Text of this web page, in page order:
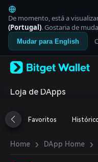
English
日本語
Tiếng Việt
Русский
Español (Latinoamérica)
Italiano
Deutsch
繁體中文
Português (Portugal)
ภาษาไทย
العربية
De momento, está a
(Portugal). Gostaria de
Mudar para English
Loja de DApps
Favoritos
Home › DApp Home ›